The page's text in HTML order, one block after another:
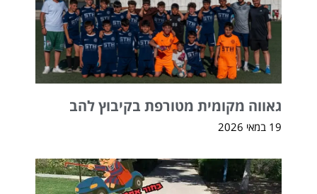
גאווה מקומית מטורפת בקיבוץ להב
19 במאי 2026